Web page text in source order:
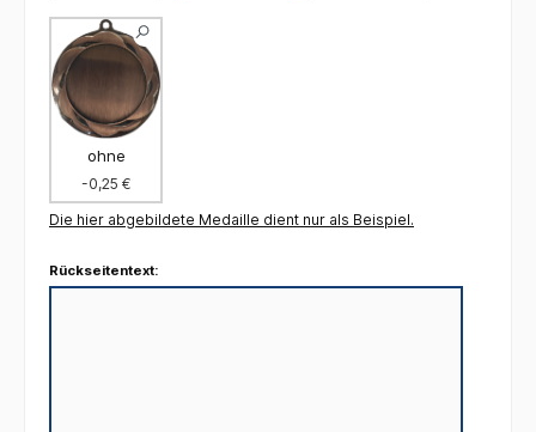
ohne
-0,25 €
Die hier abgebildete Medaille dient nur als Beispiel.
Rückseitentext: